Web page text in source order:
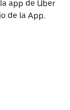
app de Uber
de la App.